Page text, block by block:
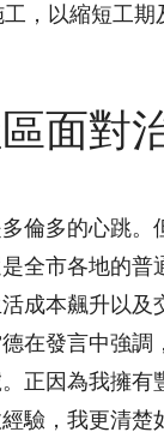
，以縮短工期
面對
多倫多的心跳。
全市各地的普
成本飆升以及
在發言中強調
正因為我擁有
驗，我更清楚